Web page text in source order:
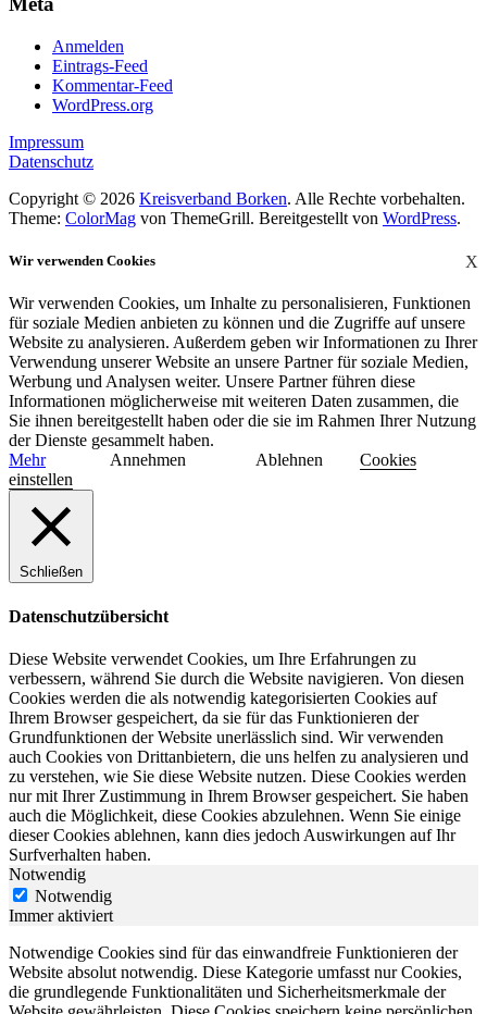
Anmelden
Eintrags-Feed
Kommentar-Feed
WordPress.org
Impressum
Datenschutz
Copyright © 2026 Kreisverband Borken. Alle Rechte vorbehalten.
Theme: ColorMag von ThemeGrill. Bereitgestellt von WordPress.
X
Wir verwenden Cookies
Wir verwenden Cookies, um Inhalte zu personalisieren, Funktionen
für soziale Medien anbieten zu können und die Zugriffe auf unsere
Website zu analysieren. Außerdem geben wir Informationen zu Ihrer
Verwendung unserer Website an unsere Partner für soziale Medien,
Werbung und Analysen weiter. Unsere Partner führen diese
Informationen möglicherweise mit weiteren Daten zusammen, die
Sie ihnen bereitgestellt haben oder die sie im Rahmen Ihrer Nutzung
der Dienste gesammelt haben.
Mehr
Annehmen Ablehnen
Cookies
einstellen
Schließen
Datenschutzübersicht
Diese Website verwendet Cookies, um Ihre Erfahrungen zu
verbessern, während Sie durch die Website navigieren. Von diesen
Cookies werden die als notwendig kategorisierten Cookies auf
Ihrem Browser gespeichert, da sie für das Funktionieren der
Grundfunktionen der Website unerlässlich sind. Wir verwenden
auch Cookies von Drittanbietern, die uns helfen zu analysieren und
zu verstehen, wie Sie diese Website nutzen. Diese Cookies werden
nur mit Ihrer Zustimmung in Ihrem Browser gespeichert. Sie haben
auch die Möglichkeit, diese Cookies abzulehnen. Wenn Sie einige
dieser Cookies ablehnen, kann dies jedoch Auswirkungen auf Ihr
Surfverhalten haben.
Notwendig
Notwendig
Immer aktiviert
Notwendige Cookies sind für das einwandfreie Funktionieren der
Website absolut notwendig. Diese Kategorie umfasst nur Cookies,
die grundlegende Funktionalitäten und Sicherheitsmerkmale der